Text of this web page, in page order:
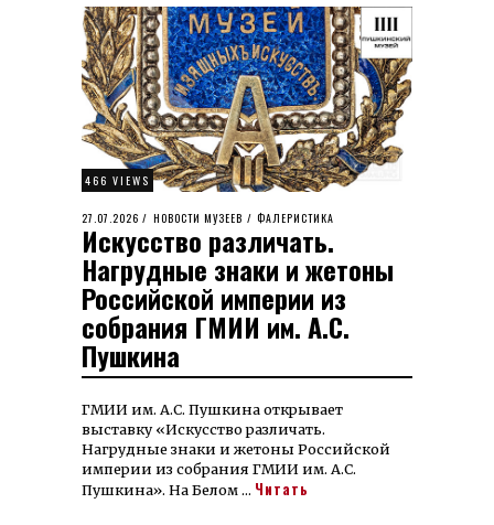
466 VIEWS
POSTED
ON
27.07.2026 28.07.2026
НОВОСТИ МУЗЕЕВ / ФАЛЕРИСТИКА
Искусство различать.
Нагрудные знаки и жетоны
Российской империи из
собрания ГМИИ им. А.С.
Пушкина
ГМИИ им. А.С. Пуш­ки­на открывает
выставку «Искусство различать.
Нагрудные знаки и жетоны Российской
империи из собрания ГМИИ им. А.С.
Пушкина». На Белом … Читать